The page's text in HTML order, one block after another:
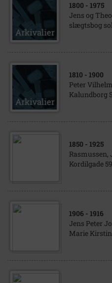
1800 - 1975
Jens og
slægtsbog
1810 - 1900
Peter
Kalundborg
1850 - 1925
Rasmussen,
Kordilgade
1906 - 1916
Jens Peter
Marie